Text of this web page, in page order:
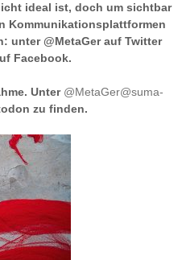
ideal ist, doch um sichtbar
Kommunikationsplattformen
unter @MetaGer auf Twitter
Facebook.
Unter @MetaGer@suma-
zu finden.